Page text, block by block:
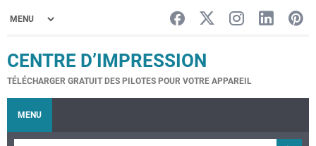
CENTRE D’IMPRESSION
TÉLÉCHARGER GRATUIT DES PILOTES POUR VOTRE APPAREIL
MENU